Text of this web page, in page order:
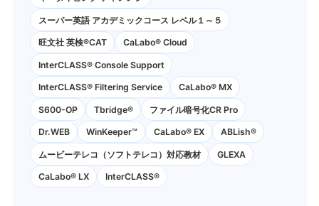
スーパー英語 アカデミックコース レベル１～５
旺文社 英検®CAT CaLabo®︎ Cloud
InterCLASS®︎ Console Support
InterCLASS®︎ Filtering Service CaLabo® MX
S600-OP Tbridge® ファイル暗号化CR Pro
Dr.WEB WinKeeper™ CaLabo® EX ABLish®
ムービーテレコ（ソフトテレコ）対応教材 GLEXA
CaLabo® LX InterCLASS®